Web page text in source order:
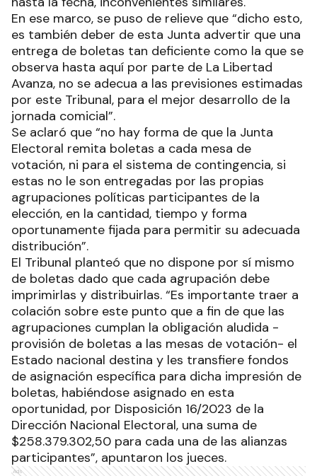
En ese marco, se puso de relieve que “dicho esto,
es también deber de esta Junta advertir que una
entrega de boletas tan deficiente como la que se
observa hasta aquí por parte de La Libertad
Avanza, no se adecua a las previsiones estimadas
por este Tribunal, para el mejor desarrollo de la
jornada comicial”.
Se aclaró que “no hay forma de que la Junta
Electoral remita boletas a cada mesa de
votación, ni para el sistema de contingencia, si
estas no le son entregadas por las propias
agrupaciones políticas participantes de la
elección, en la cantidad, tiempo y forma
oportunamente fijada para permitir su adecuada
distribución”.
El Tribunal planteó que no dispone por sí mismo
de boletas dado que cada agrupación debe
imprimirlas y distribuirlas. “Es importante traer a
colación sobre este punto que a fin de que las
agrupaciones cumplan la obligación aludida -
provisión de boletas a las mesas de votación- el
Estado nacional destina y les transfiere fondos
de asignación específica para dicha impresión de
boletas, habiéndose asignado en esta
oportunidad, por Disposición 16/2023 de la
Dirección Nacional Electoral, una suma de
$258.379.302,50 para cada una de las alianzas
participantes”, apuntaron los jueces.
Ads